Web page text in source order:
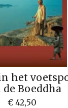
het
de Boeddha
€ 42,50